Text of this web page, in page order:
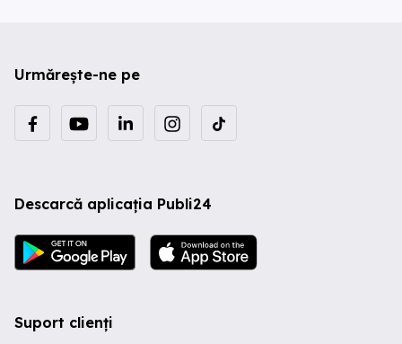
Urmărește-ne pe
Descarcă aplicația Publi24
Suport clienți